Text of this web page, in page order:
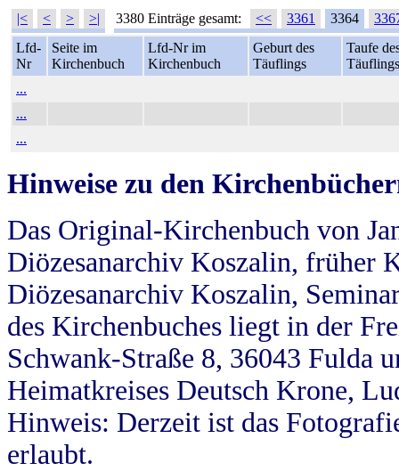
|< < > >| 3380 Einträge gesamt: << 3361 3364
Lfd-
Nr
Seite im
Kirchenbuch
Lfd-Nr im
Kirchenbuch
Geburt des
Täuflings
Taufe
Täuflings
...
...
...
Hinweise zu den
Das Original-Kirchenbuch von
Diözesanarchiv Koszalin, früher
Diözesanarchiv Koszalin,
des Kirchenbuches liegt in der
Schwank-Straße 8, 36043 Fulda
Heimatkreises Deutsch Krone,
Hinweis: Derzeit ist das
erlaubt.